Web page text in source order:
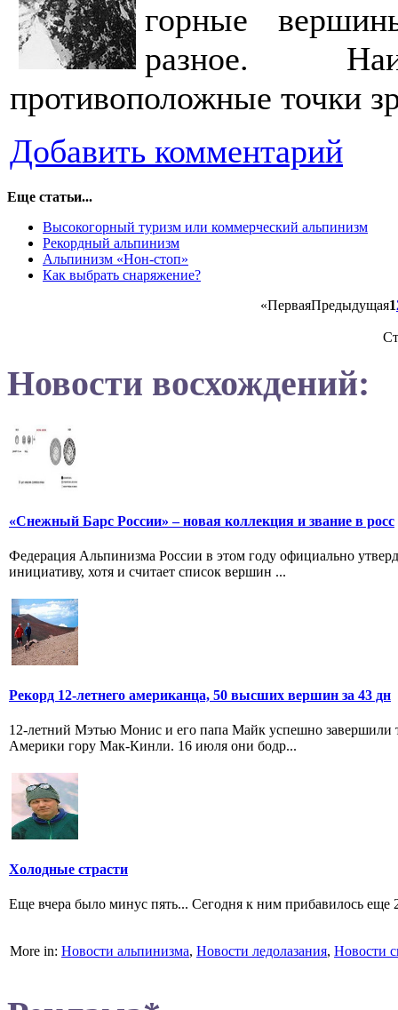
горные
разное.
противоположные точки
Добавить комментарий
Еще статьи...
Высокогорный туризм или коммерческий альпинизм
Рекордный альпинизм
Альпинизм «Нон-стоп»
Как выбрать снаряжение?
«ПерваяПредыдущая1
Новости восхождений:
«Снежный Барс России» – новая коллекция и звание в росс
Федерация Альпинизма России в этом году официально
инициативу, хотя и считает список вершин ...
Рекорд 12-летнего американца, 50 высших вершин за 43 дн
12-летний Мэтью Монис и его папа Майк успешно
Америки гору Мак-Кинли. 16 июля они бодр...
Холодные страсти
Еще вчера было минус пять... Сегодня к ним прибавилось еще
More in: Новости альпинизма, Новости ледолазания, Новости